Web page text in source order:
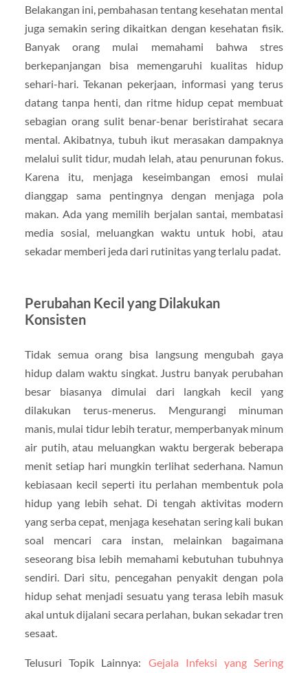
Belakangan ini, pembahasan tentang kesehatan mental
juga semakin sering dikaitkan dengan kesehatan fisik.
Banyak orang mulai memahami bahwa stres
berkepanjangan bisa memengaruhi kualitas hidup
sehari-hari. Tekanan pekerjaan, informasi yang terus
datang tanpa henti, dan ritme hidup cepat membuat
sebagian orang sulit benar-benar beristirahat secara
mental. Akibatnya, tubuh ikut merasakan dampaknya
melalui sulit tidur, mudah lelah, atau penurunan fokus.
Karena itu, menjaga keseimbangan emosi mulai
dianggap sama pentingnya dengan menjaga pola
makan. Ada yang memilih berjalan santai, membatasi
media sosial, meluangkan waktu untuk hobi, atau
sekadar memberi jeda dari rutinitas yang terlalu padat.
Perubahan Kecil yang Dilakukan
Konsisten
Tidak semua orang bisa langsung mengubah gaya
hidup dalam waktu singkat. Justru banyak perubahan
besar biasanya dimulai dari langkah kecil yang
dilakukan terus-menerus. Mengurangi minuman
manis, mulai tidur lebih teratur, memperbanyak minum
air putih, atau meluangkan waktu bergerak beberapa
menit setiap hari mungkin terlihat sederhana. Namun
kebiasaan kecil seperti itu perlahan membentuk pola
hidup yang lebih sehat. Di tengah aktivitas modern
yang serba cepat, menjaga kesehatan sering kali bukan
soal mencari cara instan, melainkan bagaimana
seseorang bisa lebih memahami kebutuhan tubuhnya
sendiri. Dari situ, pencegahan penyakit dengan pola
hidup sehat menjadi sesuatu yang terasa lebih masuk
akal untuk dijalani secara perlahan, bukan sekadar tren
sesaat.
Telusuri Topik Lainnya: Gejala Infeksi yang Sering